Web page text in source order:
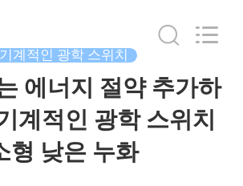
기계적인 광학 스위치
에너지 절약 추가하
계적인 광학 스위치
형 낮은 누화